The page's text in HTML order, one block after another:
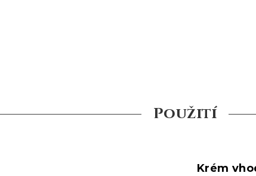
Použití
Krém